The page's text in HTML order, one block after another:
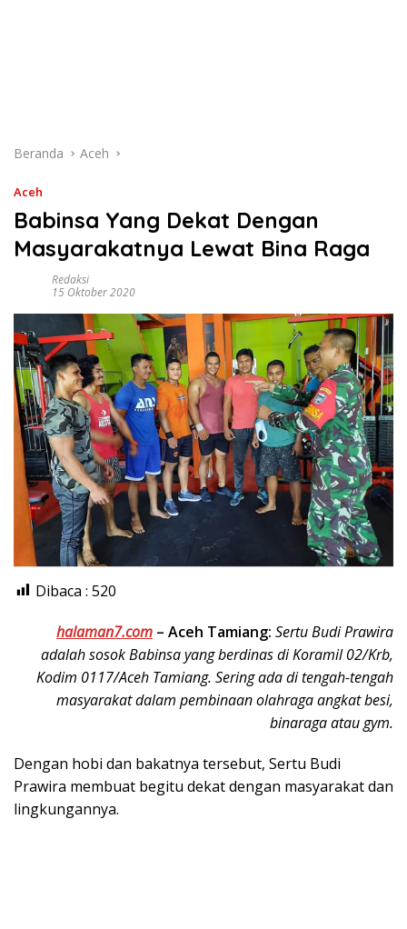
Beranda Aceh
Aceh
Babinsa Yang Dekat Dengan
Masyarakatnya Lewat Bina Raga
Redaksi
15 Oktober 2020
Dibaca : 520
halaman7.com – Aceh Tamiang: Sertu Budi Prawira
adalah sosok Babinsa yang berdinas di Koramil 02/Krb,
Kodim 0117/Aceh Tamiang. Sering ada di tengah-tengah
masyarakat dalam pembinaan olahraga angkat besi,
binaraga atau gym.
Dengan hobi dan bakatnya tersebut, Sertu Budi
Prawira membuat begitu dekat dengan masyarakat dan
lingkungannya.